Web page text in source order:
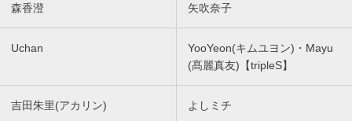
森香澄 矢吹奈子
Uchan
YooYeon(キムユヨン)・Mayu
(髙麗真友)【tripleS】
吉田朱里(アカリン) よしミチ